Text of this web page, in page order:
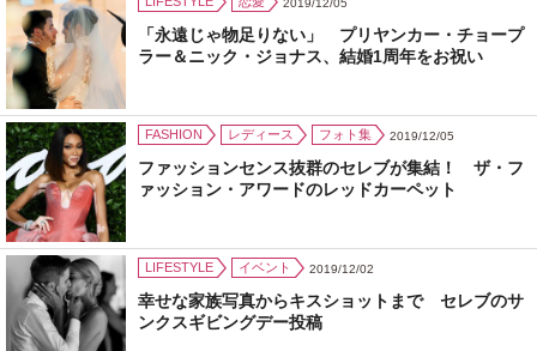
2019/12/05
「永遠じゃ物足りない」 プリヤンカー・チョープ
ラー＆ニック・ジョナス、結婚1周年をお祝い
FASHION レディース フォト集 2019/12/05
ファッションセンス抜群のセレブが集結！ ザ・フ
ァッション・アワードのレッドカーペット
LIFESTYLE イベント 2019/12/02
幸せな家族写真からキスショットまで セレブのサ
ンクスギビングデー投稿